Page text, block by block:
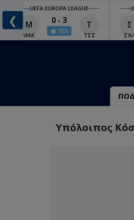
❮
UEFA EUROPA LEAGUE
Μ
ΜΑΚ
0 - 3
ΤΕΛ
Τ
ΤΣΣ
Σ
Υπόλοιπος